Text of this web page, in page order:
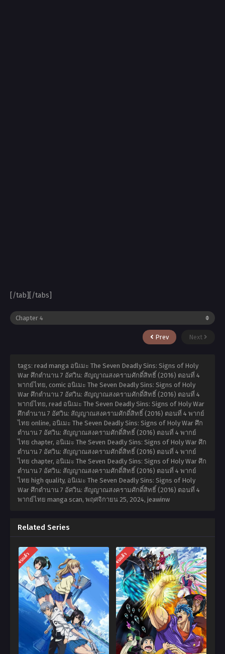
[/tab][/tabs]
Prev Next
tags: read manga อนิเมะ The Seven Deadly Sins: Signs of Holy
War ศึกตำนาน 7 อัศวิน: สัญญาณสงครามศักดิ์สิทธิ์ (2016) ตอนที่ 4
พากย์ไทย, comic อนิเมะ The Seven Deadly Sins: Signs of Holy
War ศึกตำนาน 7 อัศวิน: สัญญาณสงครามศักดิ์สิทธิ์ (2016) ตอนที่ 4
พากย์ไทย, read อนิเมะ The Seven Deadly Sins: Signs of Holy War
ศึกตำนาน 7 อัศวิน: สัญญาณสงครามศักดิ์สิทธิ์ (2016) ตอนที่ 4 พากย์
ไทย online, อนิเมะ The Seven Deadly Sins: Signs of Holy War ศึก
ตำนาน 7 อัศวิน: สัญญาณสงครามศักดิ์สิทธิ์ (2016) ตอนที่ 4 พากย์
ไทย chapter, อนิเมะ The Seven Deadly Sins: Signs of Holy War ศึก
ตำนาน 7 อัศวิน: สัญญาณสงครามศักดิ์สิทธิ์ (2016) ตอนที่ 4 พากย์
ไทย chapter, อนิเมะ The Seven Deadly Sins: Signs of Holy War ศึก
ตำนาน 7 อัศวิน: สัญญาณสงครามศักดิ์สิทธิ์ (2016) ตอนที่ 4 พากย์
ไทย high quality, อนิเมะ The Seven Deadly Sins: Signs of Holy
War ศึกตำนาน 7 อัศวิน: สัญญาณสงครามศักดิ์สิทธิ์ (2016) ตอนที่ 4
พากย์ไทย manga scan, พฤศจิกายน 25, 2024, jeawinw
Related Series
จบแล้ว จบแล้ว